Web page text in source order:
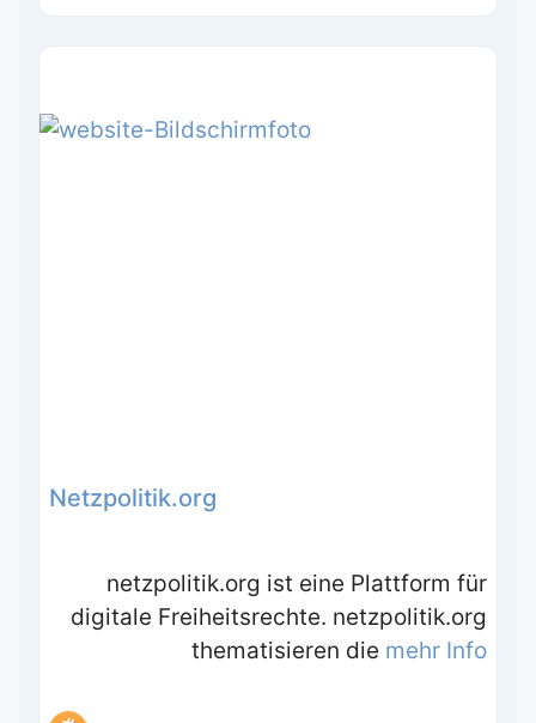
Netzpolitik.org
netzpolitik.org ist eine Plattform für
digitale Freiheitsrechte. netzpolitik.org
thematisieren die mehr Info